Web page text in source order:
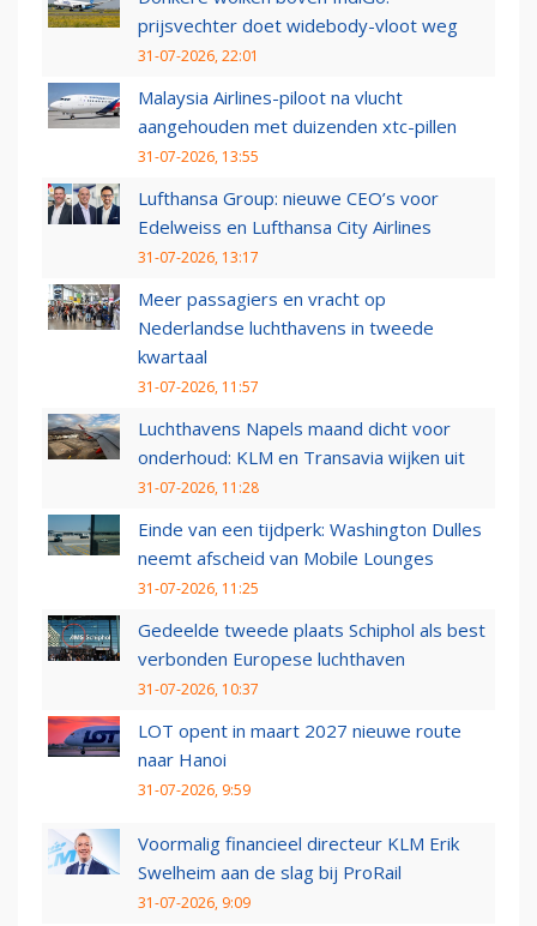
prijsvechter doet widebody-vloot weg
31-07-2026, 22:01
Malaysia Airlines-piloot na vlucht
aangehouden met duizenden xtc-pillen
31-07-2026, 13:55
Lufthansa Group: nieuwe CEO’s voor
Edelweiss en Lufthansa City Airlines
31-07-2026, 13:17
Meer passagiers en vracht op
Nederlandse luchthavens in tweede
kwartaal
31-07-2026, 11:57
Luchthavens Napels maand dicht voor
onderhoud: KLM en Transavia wijken uit
31-07-2026, 11:28
Einde van een tijdperk: Washington Dulles
neemt afscheid van Mobile Lounges
31-07-2026, 11:25
Gedeelde tweede plaats Schiphol als best
verbonden Europese luchthaven
31-07-2026, 10:37
LOT opent in maart 2027 nieuwe route
naar Hanoi
31-07-2026, 9:59
Voormalig financieel directeur KLM Erik
Swelheim aan de slag bij ProRail
31-07-2026, 9:09